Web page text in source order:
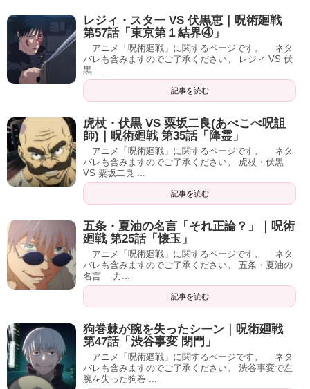
レジィ・スター VS 伏黒恵｜呪術廻戦
第57話「東京第１結界④」
アニメ「呪術廻戦」に関するページです。 ネタ
バレも含みますのでご了承ください。 レジィ VS 伏
黒 ...
記事を読む
虎杖・伏黒 VS 粟坂二良(あべこべ呪詛
師)｜呪術廻戦 第35話「降霊」
アニメ「呪術廻戦」に関するページです。 ネタ
バレも含みますのでご了承ください。 虎杖・伏黒
VS 粟坂二良 ...
記事を読む
五条・夏油の名言「それ正論？」｜呪術
廻戦 第25話「懐玉」
アニメ「呪術廻戦」に関するページです。 ネタ
バレも含みますのでご了承ください。 五条・夏油の
名言 力...
記事を読む
狗巻棘が腕を失ったシーン｜呪術廻戦
第47話「渋谷事変 閉門」
アニメ「呪術廻戦」に関するページです。 ネタ
バレも含みますのでご了承ください。 渋谷事変で左
腕を失った狗巻 ...